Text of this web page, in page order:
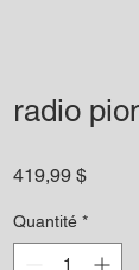
radio
419,99 $Prix
Quantité *